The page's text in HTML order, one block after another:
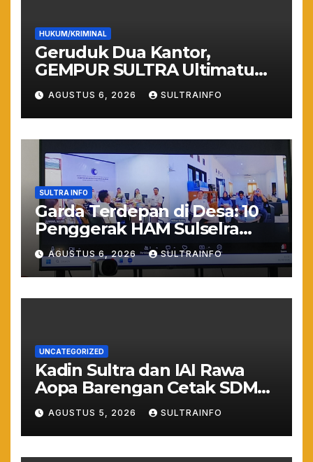
HUKUM/KRIMINAL
Geruduk Dua Kantor,
GEMPUR SULTRA Ultimatum
Keras: Lahan Puuwatu Siap
Diduduki Jika Tak Ada
Kepastian Hukum
AGUSTUS 6, 2026 SULTRAINFO
SULTRA INFO
Garda Terdepan di Desa: 10
Penggerak HAM Sulselra
Resmi Bertugas Mengawal
Asta Cita Prabowo
AGUSTUS 6, 2026 SULTRAINFO
UNCATEGORIZED
Kadin Sultra dan IAI Rawa
Aopa Barengan Cetak SDM
Siap Kerja dan Wirausaha
Muda
AGUSTUS 5, 2026 SULTRAINFO